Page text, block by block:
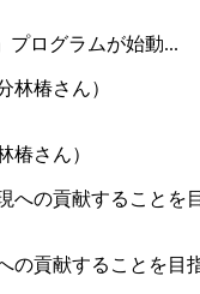
プログラムが始動...
椿さん）
の貢献することを目